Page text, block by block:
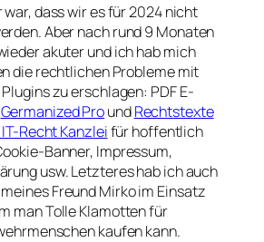
dass wir es für 2024 nicht
Aber nach rund 9 Monaten
akuter und ich hab mich
die rechtlichen Probleme mit
zu erschlagen: PDF E-
Germanized ProundRechtstexte
Recht Kanzleifür hoffentlich
Banner, Impressum,
usw. Letzteres hab ich auch
Freund Mirko im Einsatz
man Tolle Klamotten für
kaufen kann.